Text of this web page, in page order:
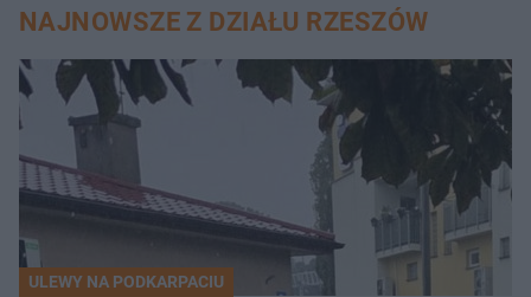
NAJNOWSZE Z DZIAŁU RZESZÓW
ULEWY NA PODKARPACIU